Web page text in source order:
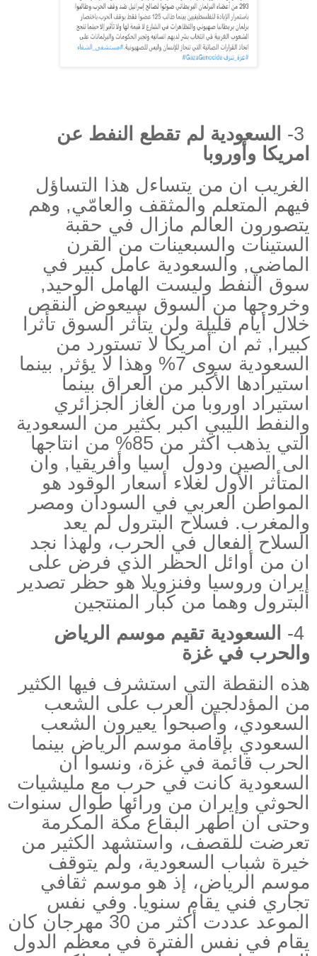
3-
السعودية لم تقطع النفط عن
امريكا وأوروبا
الغريب ان من يتساءل هذا التساؤل
فيهم المتعلم والمثقف والعامّي, وهم
يتصورون العالم مازال في حقبة
الستينات والسبعينات من القرن
الماضي, والسعودية عامل كبير في
سوق النفط وليست الهامل الوحيد,
وخروجها من السوق سيعوض النقص
خلال أيام قليلة ولن يتأثر السوق تأثرا
كبيرا, ثم ان أمريكا لا تستورد من
السعودية سوى 7% وهذا لا يؤثر, بينما
استيرادها الأكبر من العراق بينما
استيراد اوروبا من الغاز الجزائري
والنفط الليبي اكبر بكثير من السعودية
التي يذهب اكثر من 85% من انتاجها
الى الصين ودول
اسيا وأفريقيا, وان
المتأثر الأول لغلاء أسعار الوقود هو
المواطن العربي في السودان ومصر
والمغرب. فسلاح البترول لم يعد
السلاح الفعال في الحرب، ولهذا نجد
ان من أوائل الحظر الذي فرض على
إيران وروسيا وفنزويلا هو حظر تصدير
البترول وهما من كبار المنتجين
4-
السعودية تقيم موسم الرياض
والحرب في غزة
هذه النقطة التي استشرف فيها الكثير
من المؤدلجين العرب على الشعب
السعودي، وأصبحوا يعيرون الشعب
السعودي بإقامة موسم الرياض بينما
الحرب قائمة في غزة، ونسوا ان
السعودية كانت في حرب مع مليشيات
الحوثي وإيران من ورائها طوال سنوات
وحتى ان اطهر البقاع مكة المكرمة
تعرضت للقصف، واستشهد الكثير من
خيرة شباب السعودية، ولم يتوقف
موسم الرياض، إذ هو موسم ثقافي
تجاري فني يقام سنويا. وفي نفس
الموعد عددت أكثر من 30 مهرجان كان
يقام في نفس الفترة في معظم الدول